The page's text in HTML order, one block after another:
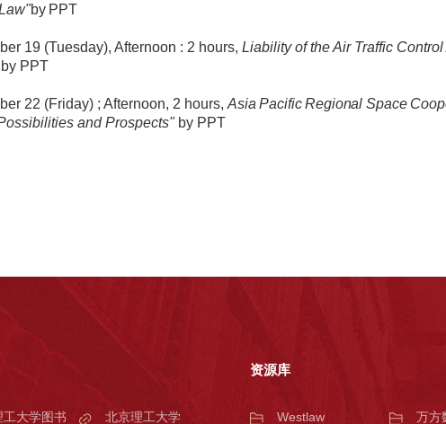
by PPT
19 (Tuesday), Afternoon : 2 hours, Liability of the Air Traffic
by PPT
22 (Friday) ; Afternoon, 2 hours, Asia Pacific Regional Space
and Prospects" by PPT
工大学图书 北京理工大学
资源库
Westlaw 万方